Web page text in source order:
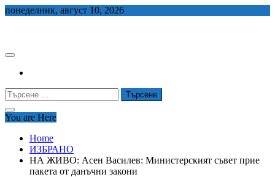
Skip
понеделник, август 10, 2026
Търсене
за:
You are Here
Home
ИЗБРАНО
НА ЖИВО: Асен Василев: Министерският съвет прие
пакета от данъчни закони